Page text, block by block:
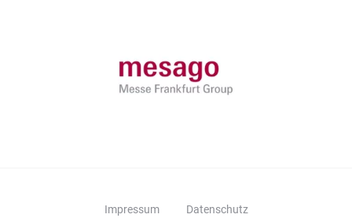
Impressum Datenschutz